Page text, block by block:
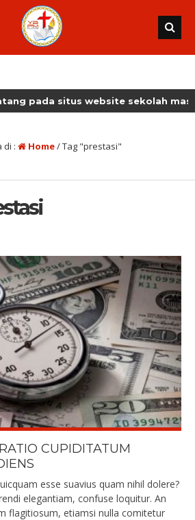
situs website sekolah masehi
di : Home/Tag "prestasi"
CUPIDITATUM
esse suavius quam nihil dolere?
elegantiam, confuse loquitur. An
flagitiosum, etiamsi nulla comitetur